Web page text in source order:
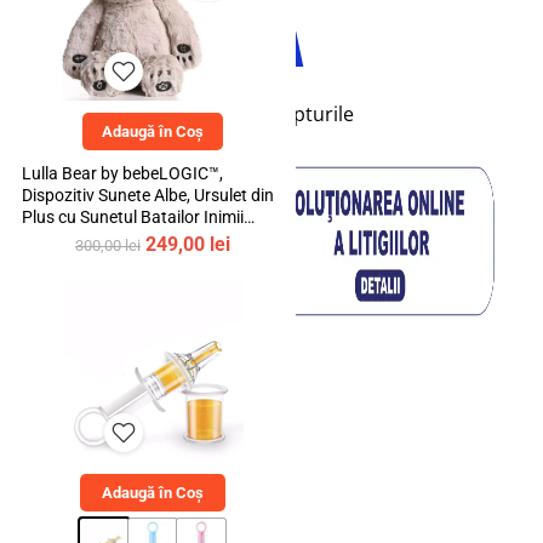
Adaugă în Coș
Lulla Bear by bebeLOGIC™,
Dispozitiv Sunete Albe, Ursulet din
Plus cu Sunetul Batailor Inimii
Mamei si Cantece de Leagan
300,00lei Prețul
300,00 lei.
249,00 leiPrețul
249,00 lei.
Adaugă în Coș
© 2026 bebeLOGIC™. Toate drepturile
rezervate.